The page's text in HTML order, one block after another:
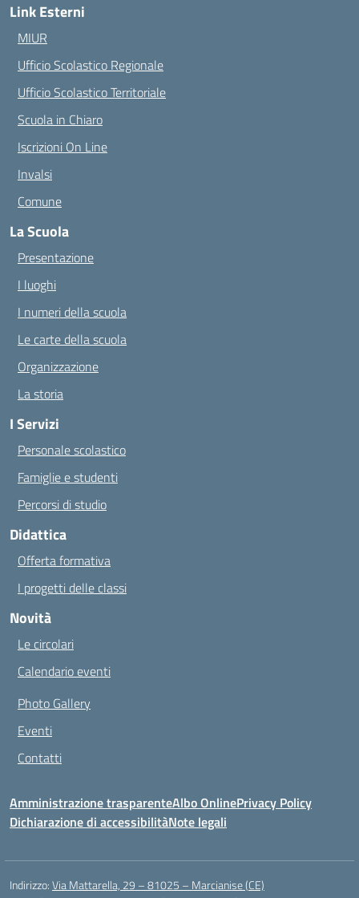
Link Esterni
MIUR
Ufficio Scolastico Regionale
Ufficio Scolastico Territoriale
Scuola in Chiaro
Iscrizioni On Line
Invalsi
Comune
La Scuola
Presentazione
I luoghi
I numeri della scuola
Le carte della scuola
Organizzazione
La storia
I Servizi
Personale scolastico
Famiglie e studenti
Percorsi di studio
Didattica
Offerta formativa
I progetti delle classi
Novità
Le circolari
Calendario eventi
Photo Gallery
Eventi
Contatti
Amministrazione trasparenteAlbo OnlinePrivacy Policy
Dichiarazione di accessibilitàNote legali
Indirizzo:Via Mattarella, 29 – 81025 – Marcianise (CE)